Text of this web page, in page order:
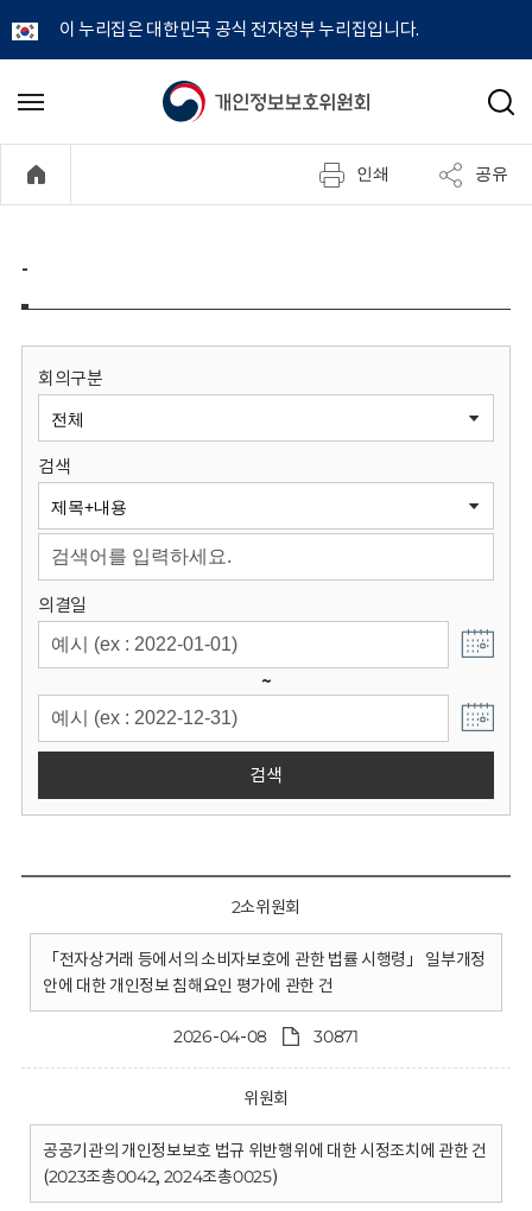
이 누리집은 대한민국 공식 전자정부 누리집입니다.
개
정
보
원
회
메
기
검
인쇄 공유
-
회의구분
검색
의결일
~
검색
2소위원회
「전자상거래 등에서의 소비자보호에 관한 법률 시행령」 일부개정
안에 대한 개인정보 침해요인 평가에 관한 건
2026-04-08 30871
위원회
공공기관의 개인정보보호 법규 위반행위에 대한 시정조치에 관한 건
(2023조총0042, 2024조총0025)